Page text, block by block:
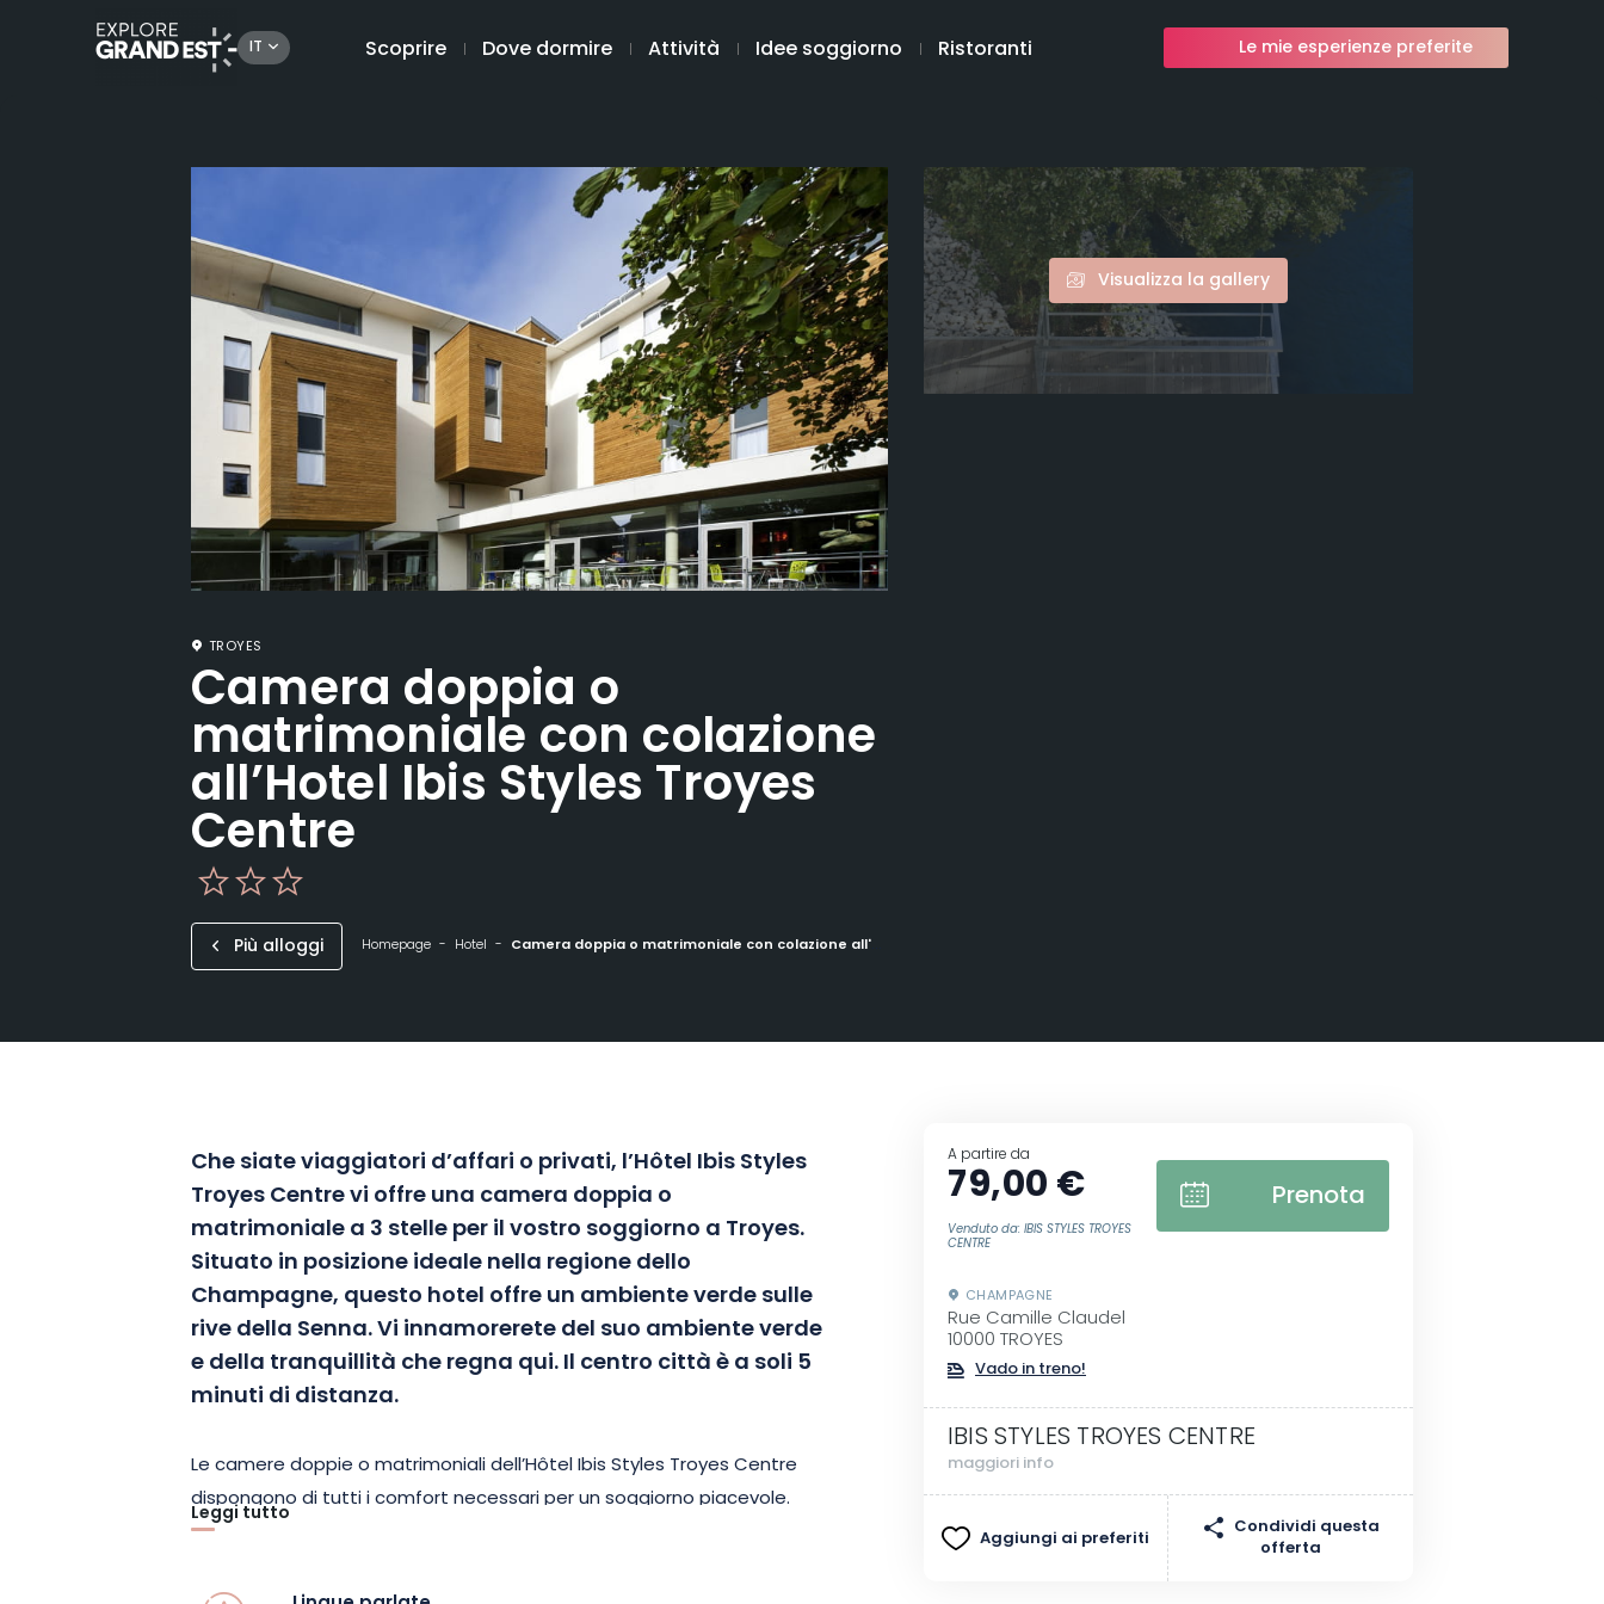
IT Scoprire Dove dormire Attività Idee soggiorno Ristoranti Le mie esperienze preferite
Visualizza la gallery
TROYES
Camera doppia o
matrimoniale con colazione
all’Hotel Ibis Styles Troyes
Centre
Più alloggi Homepage Hotel Camera doppia o matrimoniale con colazione all'Hotel Ibis Styles Troyes Centre
Che siate viaggiatori d’affari o privati, l’Hôtel Ibis Styles
Troyes Centre vi offre una camera doppia o
matrimoniale a 3 stelle per il vostro soggiorno a Troyes.
Situato in posizione ideale nella regione dello
Champagne, questo hotel offre un ambiente verde sulle
rive della Senna. Vi innamorerete del suo ambiente verde
e della tranquillità che regna qui. Il centro città è a soli 5
minuti di distanza.
Le camere doppie o matrimoniali dell’Hôtel Ibis Styles Troyes Centre
dispongono di tutti i comfort necessari per un soggiorno piacevole.
Con una superficie di 22 m² o più, ogni camera offre uno spazio
Leggi tutto
A partire da
79,00 €
Venduto da: IBIS STYLES TROYES
CENTRE
Prenota
CHAMPAGNE
Rue Camille Claudel
10000 TROYES
Vado in treno!
IBIS STYLES TROYES CENTRE
maggiori info
Aggiungi ai preferiti
Condividi questa
offerta